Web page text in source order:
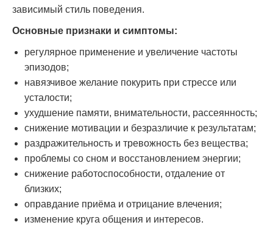
зависимый стиль поведения.
Основные признаки и симптомы:
регулярное применение и увеличение частоты
эпизодов;
навязчивое желание покурить при стрессе или
усталости;
ухудшение памяти, внимательности, рассеянность;
снижение мотивации и безразличие к результатам;
раздражительность и тревожность без вещества;
проблемы со сном и восстановлением энергии;
снижение работоспособности, отдаление от
близких;
оправдание приёма и отрицание влечения;
изменение круга общения и интересов.